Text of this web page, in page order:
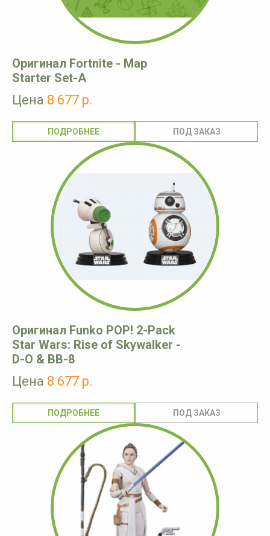
Оригинал Fortnite - Map
Starter Set-A
Цена 8 677 р.
ПОДРОБНЕЕ
Оригинал Funko POP! 2-Pack
Star Wars: Rise of Skywalker -
D-O & BB-8
Цена 8 677 р.
ПОДРОБНЕЕ